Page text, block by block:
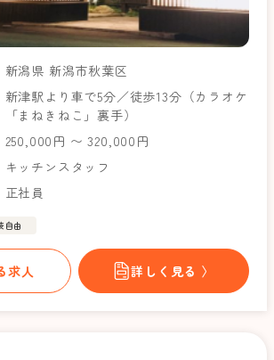
新潟県 新潟市秋葉区
新津駅より車で5分／徒歩13分（カラオケ
「まねきねこ」裏手）
250,000円 〜 320,000円
キッチンスタッフ
正社員
自由
求人 詳しく見る 〉